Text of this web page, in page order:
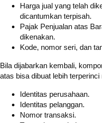
Harga jual yang telah
dicantumkan terpisah.
Pajak Penjualan atas
dikenakan.
Kode, nomor seri, dan
Bila dijabarkan kembali,
atas bisa dibuat lebih terperinci
Identitas perusahaan.
Identitas pelanggan.
Nomor transaksi.